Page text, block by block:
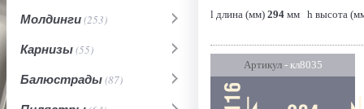
Молдинги(253)
Карнизы(55)
Балюстрады(87)
l длина (мм) 294 мм h высота
Артикул- кл8035